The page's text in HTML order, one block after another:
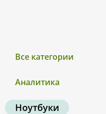
Все категории
Аналитика
Ноутбуки